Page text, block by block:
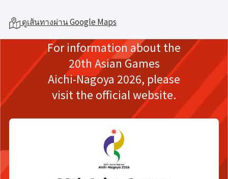
ดูเส้นทางผ่าน Google Maps
For information about the
20th Asian Games
Aichi-Nagoya 2026, please
visit the official website.